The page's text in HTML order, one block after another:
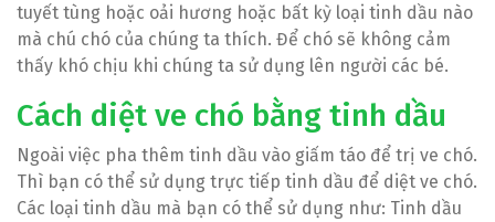
tuyết tùng hoặc oải hương hoặc bất kỳ loại tinh dầu nào
mà chú chó của chúng ta thích. Để chó sẽ không cảm
thấy khó chịu khi chúng ta sử dụng lên người các bé.
Cách diệt ve chó bằng tinh dầu
Ngoài việc pha thêm tinh dầu vào giấm táo để trị ve chó.
Thì bạn có thể sử dụng trực tiếp tinh dầu để diệt ve chó.
Các loại tinh dầu mà bạn có thể sử dụng như: Tinh dầu